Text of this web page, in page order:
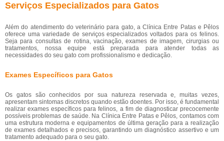
Serviços Especializados para Gatos
Além do atendimento do veterinário para gato, a Clínica Entre Patas e Pêlos
oferece uma variedade de serviços especializados voltados para os felinos.
Seja para consultas de rotina, vacinação, exames de imagem, cirurgias ou
tratamentos, nossa equipe está preparada para atender todas as
necessidades do seu gato com profissionalismo e dedicação.
Exames Específicos para Gatos
Os gatos são conhecidos por sua natureza reservada e, muitas vezes,
apresentam sintomas discretos quando estão doentes. Por isso, é fundamental
realizar exames específicos para felinos, a fim de diagnosticar precocemente
possíveis problemas de saúde. Na Clínica Entre Patas e Pêlos, contamos com
uma estrutura moderna e equipamentos de última geração para a realização
de exames detalhados e precisos, garantindo um diagnóstico assertivo e um
tratamento adequado para o seu gato.